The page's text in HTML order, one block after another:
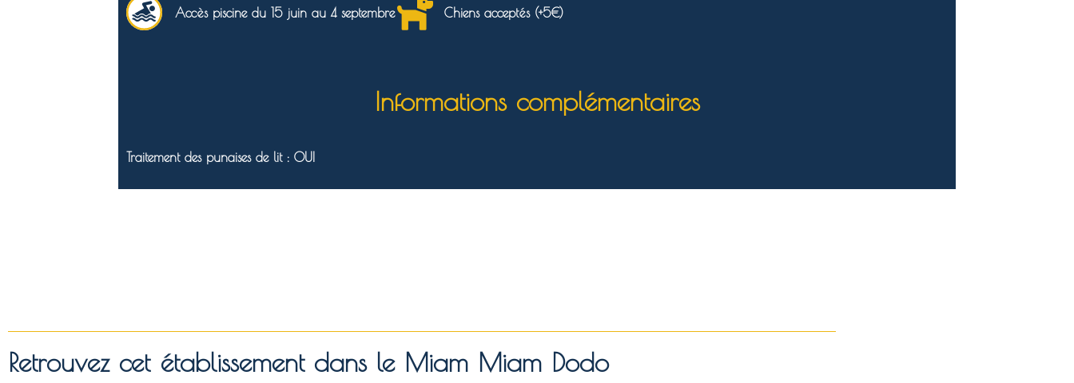
Accès piscine du 15 juin au 4 septembre Chiens acceptés (+5€)
Informations complémentaires
Traitement des punaises de lit : OUI
Retrouvez cet établissement dans le Miam Miam Dodo